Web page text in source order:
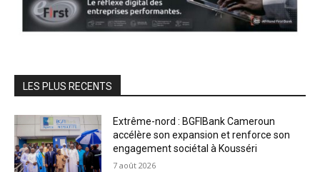
LES PLUS RECENTS
Extrême-nord : BGFIBank Cameroun
accélère son expansion et renforce son
engagement sociétal à Kousséri
7 août 2026